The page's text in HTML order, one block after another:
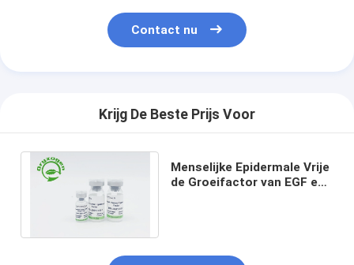
Contact nu
Krijg De Beste Prijs Voor
Menselijke Epidermale Vrije
de Groeifactor van EGF en